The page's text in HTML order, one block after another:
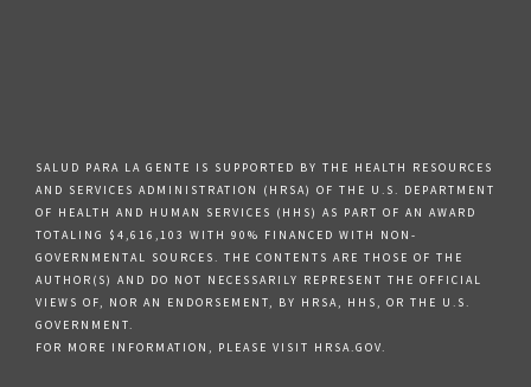
SALUD PARA LA GENTE IS SUPPORTED BY THE HEALTH RESOURCES
AND SERVICES ADMINISTRATION (HRSA) OF THE U.S. DEPARTMENT
OF HEALTH AND HUMAN SERVICES (HHS) AS PART OF AN AWARD
TOTALING $4,616,103 WITH 90% FINANCED WITH NON-
GOVERNMENTAL SOURCES. THE CONTENTS ARE THOSE OF THE
AUTHOR(S) AND DO NOT NECESSARILY REPRESENT THE OFFICIAL
VIEWS OF, NOR AN ENDORSEMENT, BY HRSA, HHS, OR THE U.S.
GOVERNMENT.
FOR MORE INFORMATION, PLEASE VISIT HRSA.GOV.